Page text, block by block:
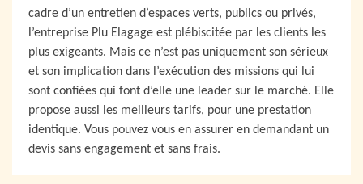
cadre d’un entretien d’espaces verts, publics ou privés,
l’entreprise Plu Elagage est plébiscitée par les clients les
plus exigeants. Mais ce n’est pas uniquement son sérieux
et son implication dans l’exécution des missions qui lui
sont confiées qui font d’elle une leader sur le marché. Elle
propose aussi les meilleurs tarifs, pour une prestation
identique. Vous pouvez vous en assurer en demandant un
devis sans engagement et sans frais.